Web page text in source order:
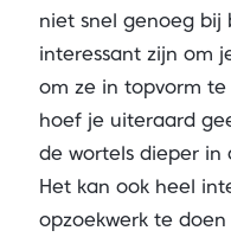
niet snel genoeg bij
interessant zijn om
om ze in topvorm
hoef je uiteraard
de wortels dieper in
Het kan ook heel
opzoekwerk te